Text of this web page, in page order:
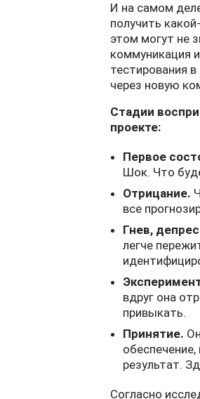
И на самом
получить
этом могут не
коммуникация
тестирования
через новую
Стадии
проекте:
Первое
Шок. Что
Отрицание.
все
Гнев,
легче
вдруг она
привыкать.
Принятие.
результат.
Согласно